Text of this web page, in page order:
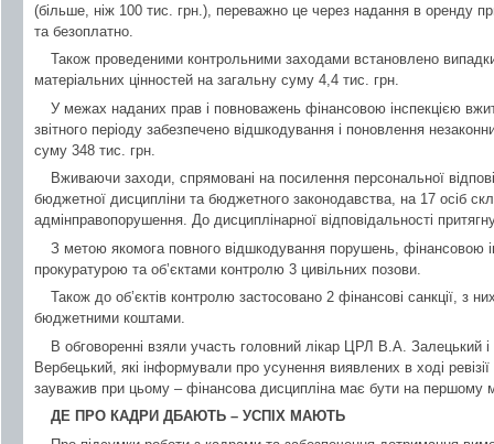
(більше, ніж 100 тис. грн.), переважно це через надання в оренду
та безоплатно.
Також проведеними контрольними заходами встановлено
матеріальних цінностей на загальну суму 4,4 тис. грн.
У межах наданих прав і повноважень фінансовою інспекцією
звітного періоду забезпечено відшкодування і поновлення
суму 348 тис. грн.
Вживаючи заходи, спрямовані на посилення персональної
бюджетної дисципліни та бюджетного законодавства, на 17 осіб
адмінправопорушення. До дисциплінарної відповідальності
З метою якомога повного відшкодування порушень, фінансовою
прокуратурою та об’єктами контролю 3 цивільних позови.
Також до об’єктів контролю застосовано 2 фінансові санкції, з
бюджетними коштами.
В обговоренні взяли участь головний лікар ЦРЛ В.А. Залецький і
Вербецький, які інформували про усунення виявлених в ході
зауважив при цьому – фінансова дисципліна має бути на першому
ДЕ ПРО КАДРИ ДБАЮТЬ – УСПІХ МАЮТЬ